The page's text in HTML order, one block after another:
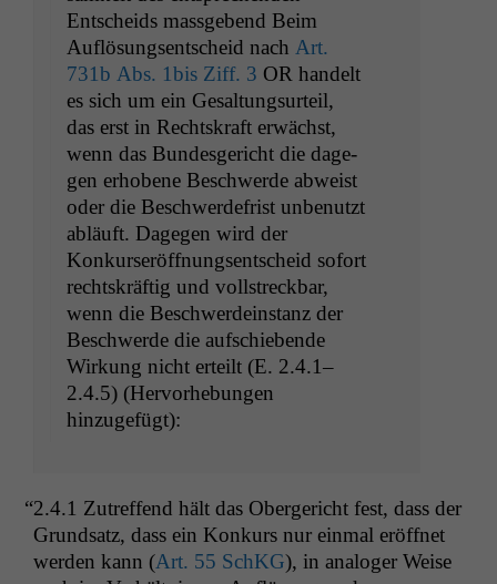
Entschei­ds mass­gebend Beim
Auflö­sungsentscheid nach Art.
731b Abs. 1bis Ziff. 3 OR han­delt
es sich um ein Gesaltung­surteil,
das erst in Recht­skraft erwächst,
wenn das Bun­des­gericht die dage­
gen erhobene Beschw­erde abweist
oder die Beschw­erde­frist unbe­nutzt
abläuft. Dage­gen wird der
Konkurs­eröff­nungsentscheid sofort
recht­skräftig und voll­streck­bar,
wenn die Beschw­erde­in­stanz der
Beschw­erde die auf­schiebende
Wirkung nicht erteilt (E. 2.4.1–
2.4.5) (Her­vorhe­bun­gen
hinzugefügt):
“2.4.1 Zutr­e­f­fend hält das Oberg­ericht fest, dass der
Grund­satz, dass ein Konkurs nur ein­mal eröffnet
wer­den kann (Art. 55 SchKG), in analoger Weise